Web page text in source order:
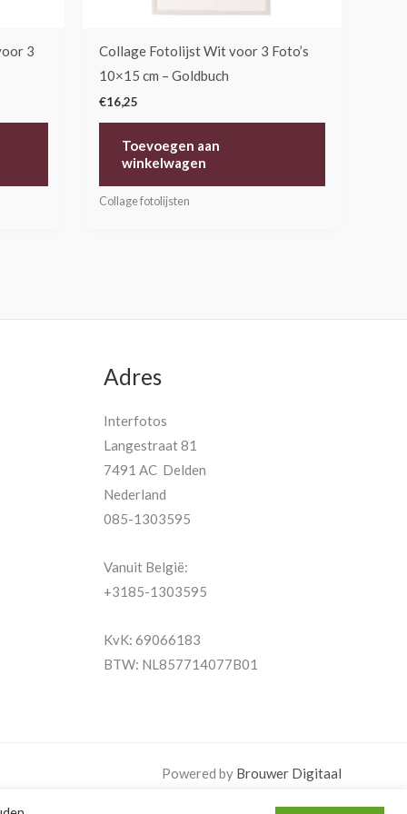
3
Collage Fotolijst Wit voor 3 Foto’s
10×15 cm – Goldbuch
€16,25
Toevoegen aan
winkelwagen
Collage fotolijsten
Adres
Interfotos
Langestraat 81
7491 AC Delden
Nederland
085-1303595
Vanuit België:
+3185-1303595
KvK: 69066183
BTW: NL857714077B01
Powered by Brouwer Digitaal